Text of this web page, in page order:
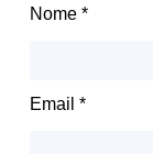
Nome *
Email *